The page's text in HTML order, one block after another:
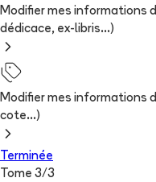
Modifier mes informations
dédicace, ex-libris...)
Modifier mes informations
cote...)
Terminée
Tome 3/3